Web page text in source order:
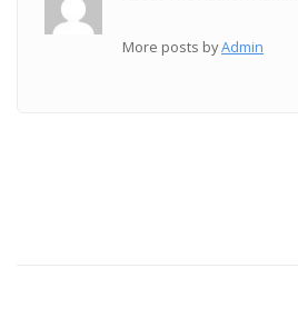
More posts byAdmin